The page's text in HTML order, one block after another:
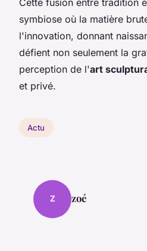
Cette fusion entre tradition
symbiose où la matière
l'innovation, donnant
défient non seulement la
perception de l'art
et privé.
Actu
Z zoé